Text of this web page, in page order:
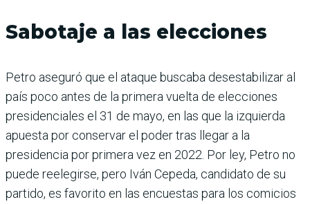
Sabotaje a las elecciones
Petro aseguró que el ataque buscaba desestabilizar al
país poco antes de la primera vuelta de elecciones
presidenciales el 31 de mayo, en las que la izquierda
apuesta por conservar el poder tras llegar a la
presidencia por primera vez en 2022. Por ley, Petro no
puede reelegirse, pero Iván Cepeda, candidato de su
partido, es favorito en las encuestas para los comicios